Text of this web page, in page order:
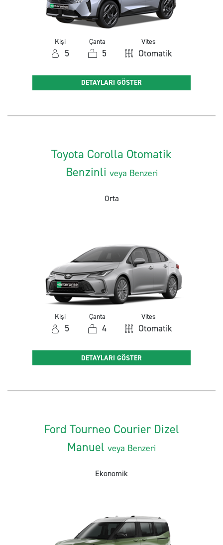
Kişi
5
Çanta
5
Vites
Otomatik
DETAYLARI GÖSTER
Toyota Corolla Otomatik
Benzinli veya Benzeri
Orta
Kişi
5
Çanta
4
Vites
Otomatik
DETAYLARI GÖSTER
Ford Tourneo Courier Dizel
Manuel veya Benzeri
Ekonomik